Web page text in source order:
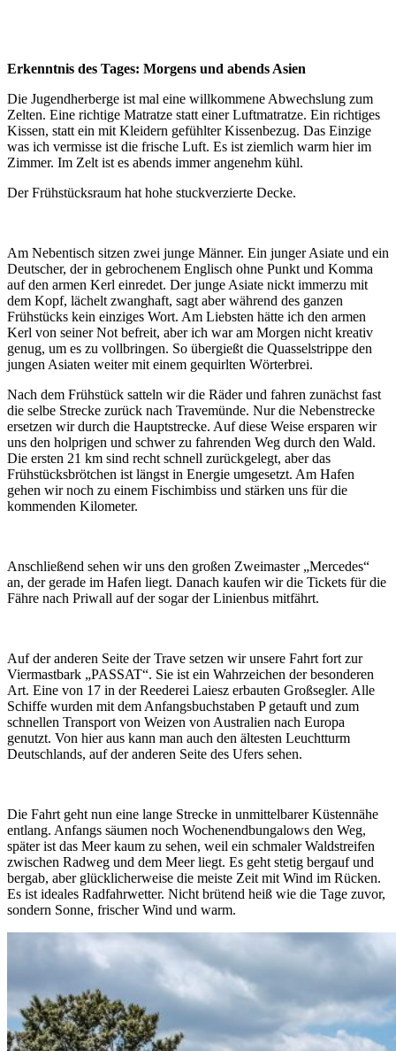
Erkenntnis des Tages: Morgens und abends Asien
Die Jugendherberge ist mal eine willkommene Abwechslung zum
Zelten. Eine richtige Matratze statt einer Luftmatratze. Ein richtiges
Kissen, statt ein mit Kleidern gefühlter Kissenbezug. Das Einzige
was ich vermisse ist die frische Luft. Es ist ziemlich warm hier im
Zimmer. Im Zelt ist es abends immer angenehm kühl.
Der Frühstücksraum hat hohe stuckverzierte Decke.
Am Nebentisch sitzen zwei junge Männer. Ein junger Asiate und ein
Deutscher, der in gebrochenem Englisch ohne Punkt und Komma
auf den armen Kerl einredet. Der junge Asiate nickt immerzu mit
dem Kopf, lächelt zwanghaft, sagt aber während des ganzen
Frühstücks kein einziges Wort. Am Liebsten hätte ich den armen
Kerl von seiner Not befreit, aberich war am Morgen nicht kreativ
genug, um es zu vollbringen. So übergießt die Quasselstrippe den
jungen Asiaten weiter mit einem gequirlten Wörterbrei.
Nach dem Frühstück satteln wir die Räder und fahren zunächst fast
die selbe Strecke zurück nach Travemünde. Nur die Nebenstrecke
ersetzen wir durch die Hauptstrecke. Auf diese Weise ersparen wir
uns den holprigen und schwer zu fahrenden Weg durch den Wald.
Die ersten 21 km sind recht schnell zurückgelegt, aber das
Frühstücksbrötchen ist längst in Energie umgesetzt. Am Hafen
gehen wir noch zu einem Fischimbiss und stärken uns für die
kommenden Kilometer.
Anschließend sehen wir uns den großen Zweimaster „Mercedes“
an, der gerade im Hafen liegt. Danach kaufen wir die Tickets für die
Fähre nach Priwall auf der sogar der Linienbus mitfährt.
Auf der anderen Seite der Trave setzen wir unsere Fahrt fort zur
Viermastbark „PASSAT“. Sie ist ein Wahrzeichen der besonderen
Art. Eine von 17 in der Reederei Laiesz erbauten Großsegler. Alle
Schiffe wurden mit dem Anfangsbuchstaben P getauft und zum
schnellen Transport von Weizen von Australien nach Europa
genutzt. Von hier aus kann man auch den ältesten Leuchtturm
Deutschlands, auf der anderen Seite des Ufers sehen.
Die Fahrt geht nun eine lange Strecke in unmittelbarer Küstennähe
entlang. Anfangs säumen noch Wochenendbungalows den Weg,
später ist das Meer kaum zu sehen, weil ein schmaler Waldstreifen
zwischen Radweg und dem Meer liegt. Es geht stetig bergauf und
bergab, aber glücklicherweise die meiste Zeit mit Wind im Rücken.
Es ist ideales Radfahrwetter. Nicht brütend heiß wie die Tage zuvor,
sondern Sonne, frischer Wind und warm.